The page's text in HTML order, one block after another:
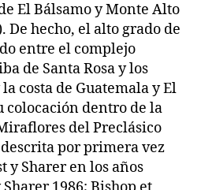
El Bálsamo y Monte Alto
De hecho, el alto grado de
entre el complejo
de Santa Rosa y los
costa de Guatemala y El
colocación dentro de la
del Preclásico
por primera vez
y Sharer en los años